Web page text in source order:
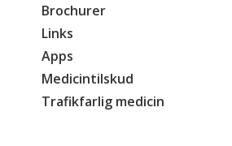
Brochurer
Links
Apps
Medicintilskud
Trafikfarlig medicin